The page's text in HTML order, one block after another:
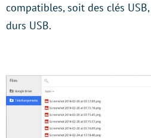
compatibles, soit des clés
durs USB.